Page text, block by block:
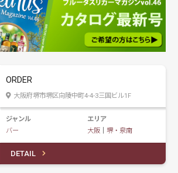
ORDER
大阪府堺市堺区向陵中町4-4-3三国ビル1F
ジャンル
バー
エリア
大阪｜ 堺・泉南
DETAIL